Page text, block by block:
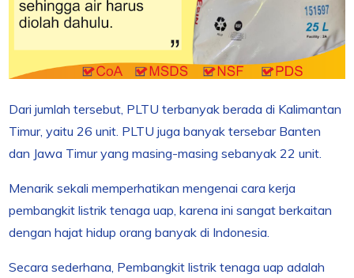
Dari jumlah tersebut, PLTU terbanyak berada di Kalimantan
Timur, yaitu 26 unit. PLTU juga banyak tersebar Banten
dan Jawa Timur yang masing-masing sebanyak 22 unit.
Menarik sekali memperhatikan mengenai cara kerja
pembangkit listrik tenaga uap, karena ini sangat berkaitan
dengan hajat hidup orang banyak di Indonesia.
Secara sederhana, Pembangkit listrik tenaga uap adalah